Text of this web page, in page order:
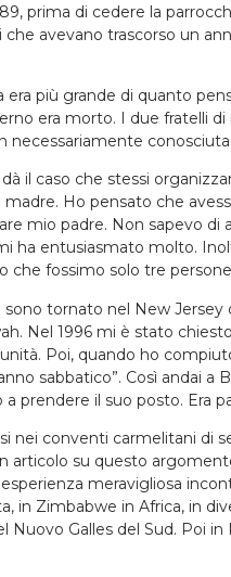
prima di cedere la
avevano trascorso un
più grande di quanto
era morto. I due fratelli
necessariamente
il caso che stessi
Ho pensato che
mio padre. Non sapevo
ha entusiasmato molto.
fossimo solo tre
tornato nel New
Nel 1996 mi è stato
Poi, quando ho
sabbatico”. Così andai
prendere il suo posto. Era
nei conventi carmelitani di
articolo su questo
meravigliosa
in Zimbabwe in Africa, in
Nuovo Galles del Sud. Poi